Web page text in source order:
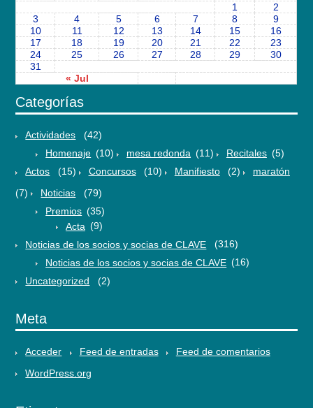
« Jul
1
2
3
4 5 6 7 8
9
10
11 12 13 14 15
16
17
18 19 20 21 22
23
24
25 26 27 28 29
30
31
Categorías
Actividades
(42)
Homenaje (10) mesa redonda (11) Recitales (5)
Actos
(15) Concursos (10) Manifiesto (2)
maratón
(7)
Noticias
(79)
Premios (35)
Acta (9)
Noticias de los socios y socias de CLAVE
(316)
Noticias de los socios y socias de CLAVE (16)
Uncategorized
(2)
Meta
Acceder Feed de entradas
Feed de comentarios
WordPress.org